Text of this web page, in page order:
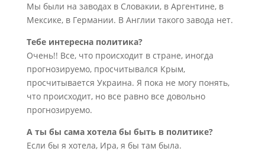
Мы были на заводах в Словакии, в Аргентине, в
Мексике, в Германии. В Англии такого завода нет.
Тебе интересна политика?
Очень!! Все, что происходит в стране, иногда
прогнозируемо, просчитывался Крым,
просчитывается Украина. Я пока не могу понять,
что происходит, но все равно все довольно
прогнозируемо.
А ты бы сама хотела бы быть в политике?
Если бы я хотела, Ира, я бы там была.